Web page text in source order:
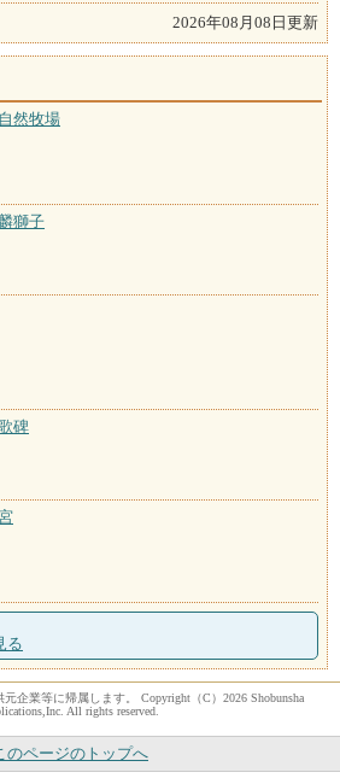
2026年08月08日更新
然牧場
獅子
碑
る
企業等に帰属します。 Copyright（C）2026 Shobunsha
All rights reserved.
のページのトップへ